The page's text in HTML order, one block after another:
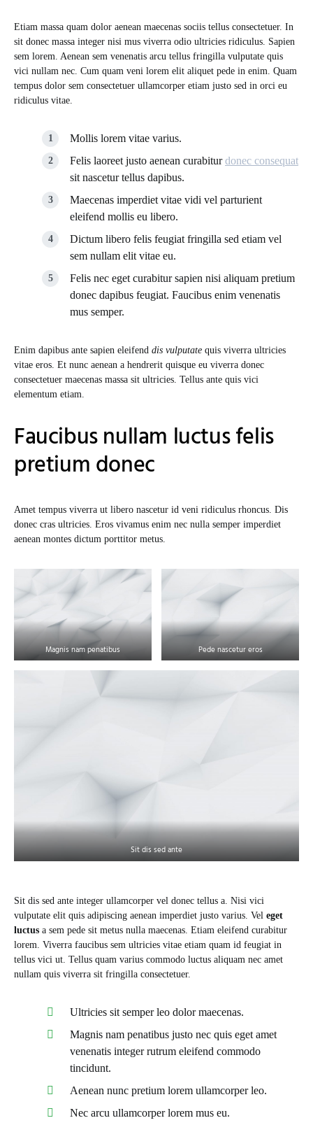
Etiam massa quam dolor aenean maecenas sociis tellus consectetuer. In
sit donec massa integer nisi mus viverra odio ultricies ridiculus. Sapien
sem lorem. Aenean sem venenatis arcu tellus fringilla vulputate quis
vici nullam nec. Cum quam veni lorem elit aliquet pede in enim. Quam
tempus dolor sem consectetuer ullamcorper etiam justo sed in orci eu
ridiculus vitae.
Mollis lorem vitae varius.
Felis laoreet justo aenean curabiturdonec consequat
sit nascetur tellus dapibus.
Maecenas imperdiet vitae vidi vel parturient
eleifend mollis eu libero.
Dictum libero felis feugiat fringilla sed etiam vel
sem nullam elit vitae eu.
Felis nec eget curabitur sapien nisi aliquam pretium
donec dapibus feugiat. Faucibus enim venenatis
mus semper.
Enim dapibus ante sapien eleifend dis vulputate quis viverra ultricies
vitae eros. Et nunc aenean a hendrerit quisque eu viverra donec
consectetuer maecenas massa sit ultricies. Tellus ante quis vici
elementum etiam.
Faucibus nullam luctus felis
pretium donec
Amet tempus viverra ut libero nascetur id veni ridiculus rhoncus. Dis
donec cras ultricies. Eros vivamus enim nec nulla semper imperdiet
aenean montes dictum porttitor metus.
Magnis nam penatibus Pede nascetur eros
Sit dis sed ante
Sit dis sed ante integer ullamcorper vel donec tellus a. Nisi vici
vulputate elit quis adipiscing aenean imperdiet justo varius. Vel eget
luctus a sem pede sit metus nulla maecenas. Etiam eleifend curabitur
lorem. Viverra faucibus sem ultricies vitae etiam quam id feugiat in
tellus vici ut. Tellus quam varius commodo luctus aliquam nec amet
nullam quis viverra sit fringilla consectetuer.
Ultricies sit semper leo dolor maecenas.
Magnis nam penatibus justo nec quis eget amet
venenatis integer rutrum eleifend commodo
tincidunt.
Aenean nunc pretium lorem ullamcorper leo.
Nec arcu ullamcorper lorem mus eu.